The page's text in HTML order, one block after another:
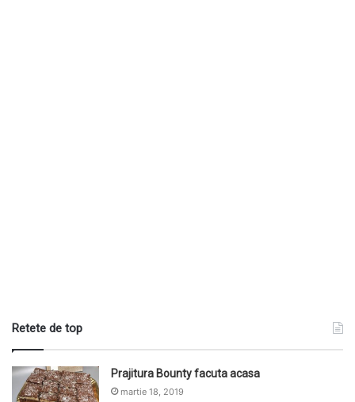
Retete de top
Prajitura Bounty facuta acasa
martie 18, 2019